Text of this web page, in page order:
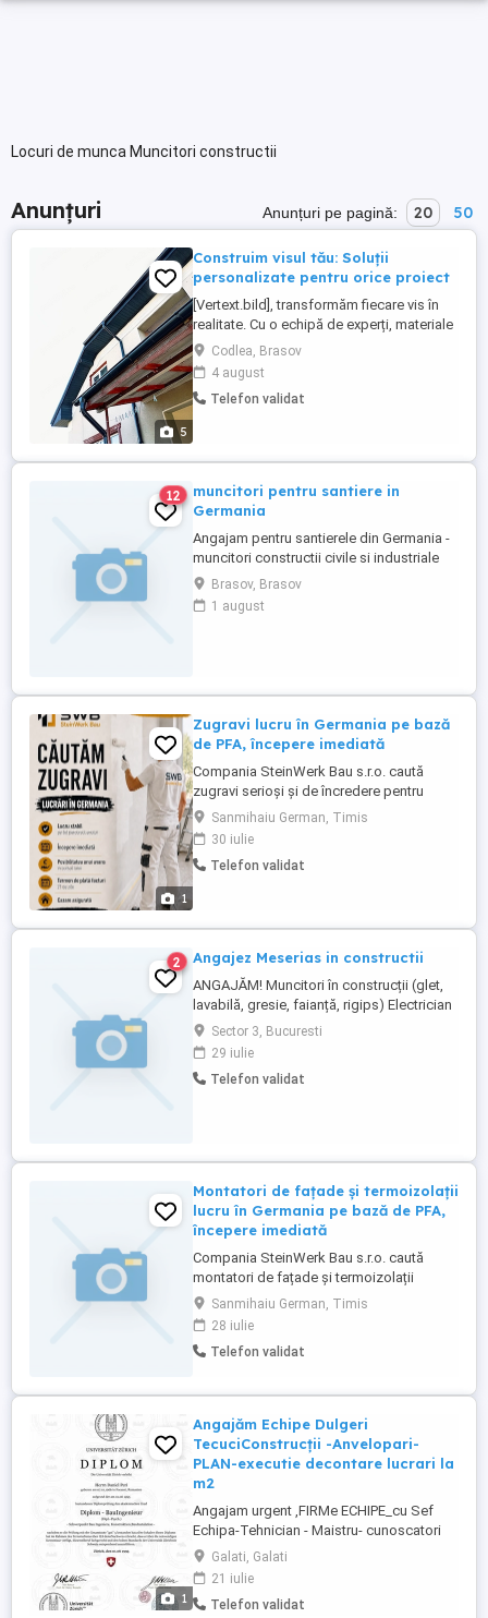
Locuri de munca Muncitori constructii
Anunțuri Anunțuri pe pagină: 20 50
5
Construim visul tău: Soluții
personalizate pentru orice proiect
[Vertext.bild], transformăm fiecare vis în
realitate. Cu o echipă de experți, materiale
de top și soluții personalizate, construim
mai mult decât clădiri construim povești
de succes. Alege unicitatea. Alege
[Vertext.bild]
Codlea, Brasov
4 august
Telefon validat
12
muncitori pentru santiere in
Germania
Angajam pentru santierele din Germania -
muncitori constructii civile si industriale
Cerinte - persoane dinamice, organizate si
cu initiativa, disponibili pentru deplasare -
obligatoriu apt pentru lucru la inaltime -
Brasov, Brasov
1 august
1
Zugravi lucru în Germania pe bază
de PFA, începere imediată
Compania SteinWerk Bau s.r.o. caută
zugravi serioși și de încredere pentru
colaborare în Germania. Activitatea se
desfășoară pe bază de PFA activitate
independentă. Oferim lucru stabil pe tot
parcursul anului, posibilitatea începerii
Sanmihaiu German, Timis
30 iulie
Telefon validat
2 Angajez Meserias in constructii
ANGAJĂM! Muncitori în construcții (glet,
lavabilă, gresie, faianță, rigips) Electrician
Instalator sanitar Locație: București Ilfov
Program: Luni Vineri, 08:00 17:00 Salariul
se stabilește în funcție de experiență și
calitatea lucrării. Cerem seriozitate și
Sector 3, Bucuresti
29 iulie
Telefon validat
Montatori de fațade și termoizolații
lucru în Germania pe bază de PFA,
începere imediată
Compania SteinWerk Bau s.r.o. caută
montatori de fațade și termoizolații
serioși și de încredere pentru colaborare
în Germania. Activitatea se desfășoară pe
bază de PFA activitate independentă.
Oferim lucru stabil pe tot parcursul anului,
asigurată. Remunerația ...
Sanmihaiu German, Timis
28 iulie
Telefon validat
1
Angajăm Echipe Dulgeri
TecuciConstrucții -Anvelopari-
PLAN-executie decontare lucrari la
m2
Angajam urgent ,FIRMe ECHIPE_cu Sef
Echipa-Tehnician - Maistru- cunoscatori
PLAN si Personal Constructii-Echipe sau
individual- Echipe Amvelopari-Izolatii-
Acoperiș Blocuri și Structuristi--Structuri:-
Echipe -Dulgeri-Zidari;-fierari ;-
Galati, Galati
21 iulie
Telefon validat